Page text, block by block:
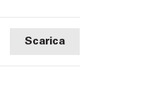
Scarica